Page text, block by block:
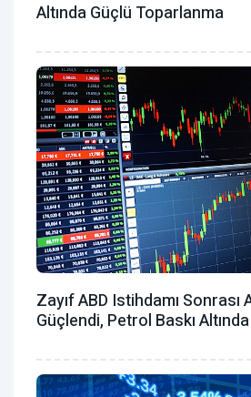
Altında Güçlü Toparlanma
Zayıf ABD Istihdamı Sonrası
Güçlendi, Petrol Baskı Altında